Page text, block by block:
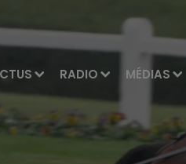
RADIO MÉDIAS